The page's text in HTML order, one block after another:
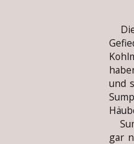
Die
und
gar